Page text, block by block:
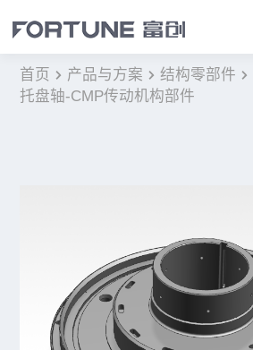
首页 产品与方案 结构零部件
托盘轴-CMP传动机构部件